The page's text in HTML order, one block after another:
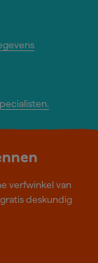
verfwinkel van
deskundig